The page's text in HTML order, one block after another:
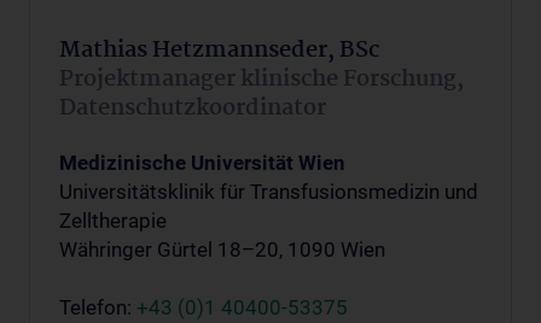
Mathias Hetzmannseder, BSc
Projektmanager klinische Forschung,
Datenschutzkoordinator
Medizinische Universität Wien
Universitätsklinik für Transfusionsmedizin und
Zelltherapie
Währinger Gürtel 18–20, 1090 Wien
Telefon: +43 (0)1 40400-53375